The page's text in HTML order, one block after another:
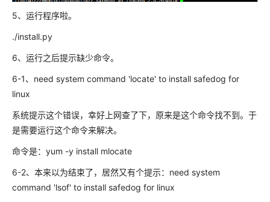
5、运行程序啦。
./install.py
6、运行之后提示缺少命令。
6-1、need system command 'locate' to install safedog for
linux
系统提示这个错误，幸好上网查了下，原来是这个命令找不到。于
是需要运行这个命令来解决。
命令是：yum -y install mlocate
6-2、本来以为结束了，居然又有个提示：need system
command 'lsof' to install safedog for linux